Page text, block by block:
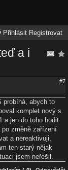
Přihlásit Registrovat
a i
#7
probíhá, abych to
komplet nový s
a jen do toho hodit
změně zařízení
a nereaktivuji,
ten starý nějak
jsem neřešil.